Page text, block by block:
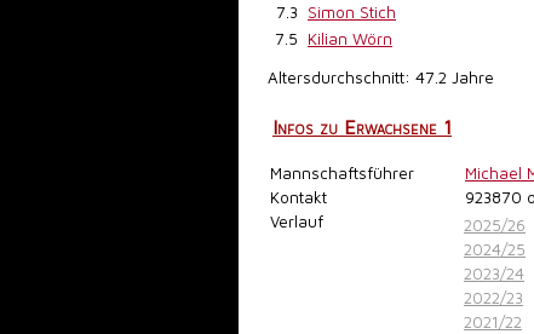
7.3
Simon Stich
7.5
Kilian Wörn
Altersdurchschnitt: 47.2 Jahre
Infos zu Erwachsene 1
Mannschaftsführer
Michael
Kontakt
923870
Verlauf
2025/26
2024/25
2023/24
2022/23
2021/22